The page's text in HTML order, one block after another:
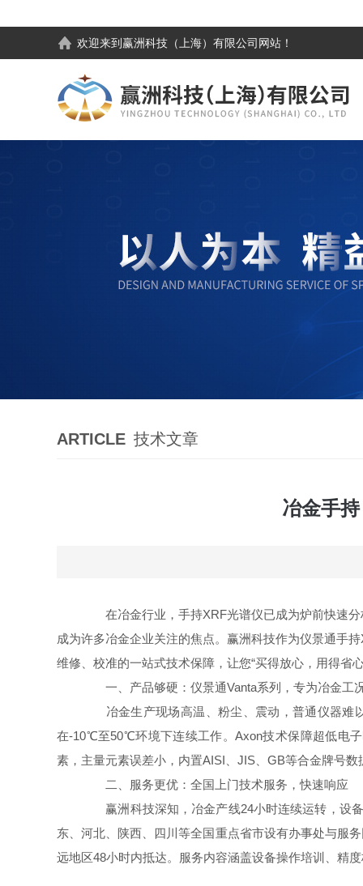
欢迎来到 赢洲科技（上海）有限公司 网站！
ARTICLE 技术文章
冶金手
在冶金行业，手持XRF光谱仪已成为炉前快速分
成为许多冶金企业关注的焦点。赢洲科技作为仪景通手
维修、校准的一站式技术保障，让您“买得放心，用得省
一、产品够硬：仪景通Vanta系列，专为冶金工
冶金生产现场高温、粉尘、震动，普通仪器难以
在-10℃至50℃环境下连续工作。Axon技术保障超低电
素，主量元素误差小，内置AISI、JIS、GB等合金牌号
二、服务更优：全国上门技术服务，快速响应
赢洲科技深知，冶金产线24小时连续运转，设备
东、河北、陕西、四川等全国重点省市设有办事处与服
远地区48小时内抵达。服务内容涵盖设备操作培训、精